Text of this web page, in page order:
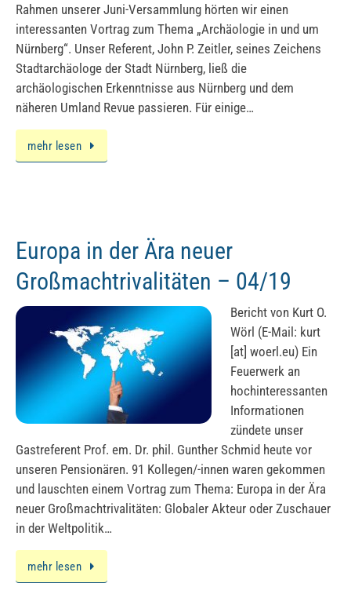
Rahmen unserer Juni-Versammlung hörten wir einen
interessanten Vortrag zum Thema „Archäologie in und um
Nürnberg“. Unser Referent, John P. Zeitler, seines Zeichens
Stadtarchäologe der Stadt Nürnberg, ließ die
archäologischen Erkenntnisse aus Nürnberg und dem
näheren Umland Revue passieren. Für einige…
mehr lesen
Europa in der Ära neuer
Großmachtrivalitäten – 04/19
Bericht von Kurt O.
Wörl (E-Mail: kurt
[at] woerl.eu) Ein
Feuerwerk an
hochinteressanten
Informationen
zündete unser
Gastreferent Prof. em. Dr. phil. Gunther Schmid heute vor
unseren Pensionären. 91 Kollegen/-innen waren gekommen
und lauschten einem Vortrag zum Thema: Europa in der Ära
neuer Großmachtrivalitäten: Globaler Akteur oder Zuschauer
in der Weltpolitik…
mehr lesen